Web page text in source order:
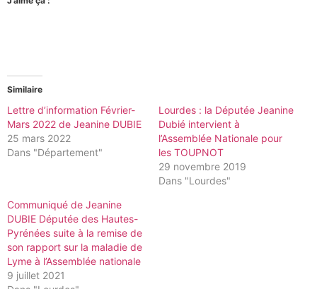
Similaire
Lettre d’information Février-
Mars 2022 de Jeanine DUBIE
25 mars 2022
Dans "Département"
Lourdes : la Députée Jeanine
Dubié intervient à
l’Assemblée Nationale pour
les TOUPNOT
29 novembre 2019
Dans "Lourdes"
Communiqué de Jeanine
DUBIE Députée des Hautes-
Pyrénées suite à la remise de
son rapport sur la maladie de
Lyme à l’Assemblée nationale
9 juillet 2021